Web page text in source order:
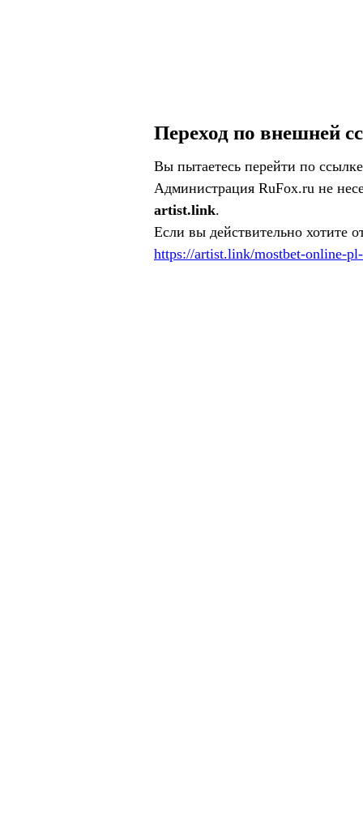
Переход по внешней
Вы пытаетесь перейти по
Администрация RuFox.ru не
artist.link.
Если вы действительно хотите
https://artist.link/mostbet-online-